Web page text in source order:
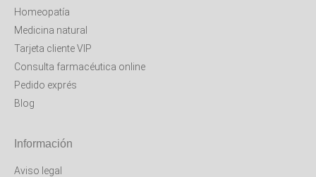
Homeopatía
Medicina natural
Tarjeta cliente VIP
Consulta farmacéutica online
Pedido exprés
Blog
Información
Aviso legal